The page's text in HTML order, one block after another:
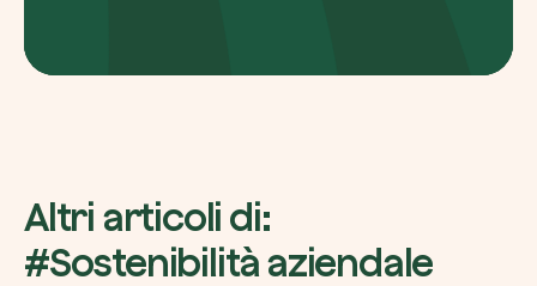
Altri articoli di:
#Sostenibilità aziendale